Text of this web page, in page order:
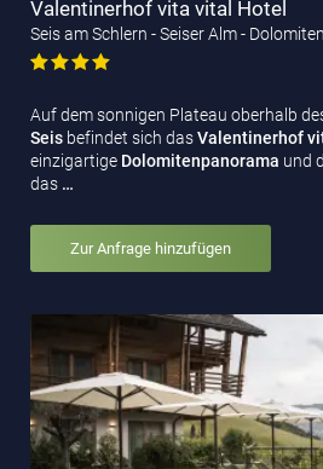
Valentinerhof vita vital Hotel
Seis am Schlern - Seiser Alm - Dolomiten
Auf dem sonnigen Plateau oberhalb
Seis befindet sich dasValentinerhof
einzigartige Dolomitenpanorama und
das …
Zur Anfrage hinzufügen